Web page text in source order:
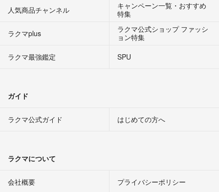
人気商品チャンネル
キャンペーン一覧・おすすめ
特集
ラクマplus
ラクマ公式ショップ ファッシ
ョン特集
ラクマ最強鑑定
SPU
ガイド
ラクマ公式ガイド はじめての方へ
ラクマについて
会社概要 プライバシーポリシー